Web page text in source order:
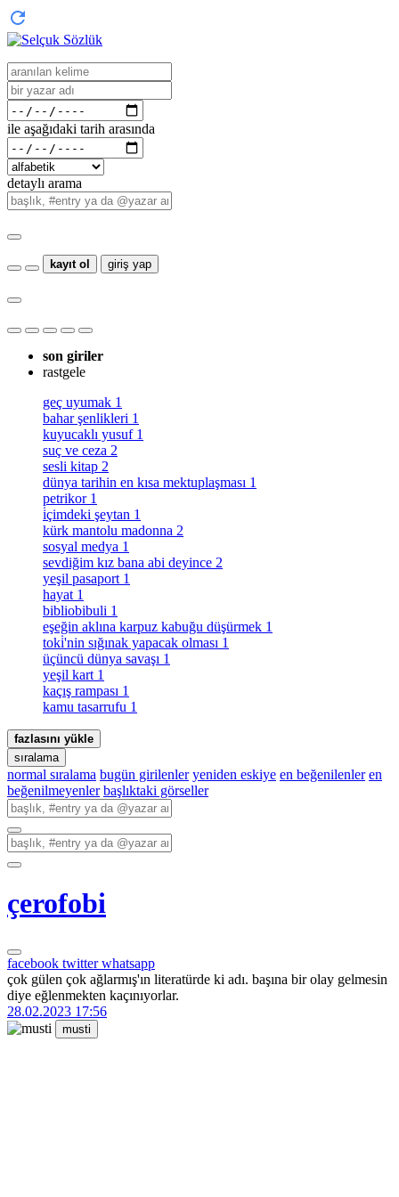
ile aşağıdaki tarih arasında
detaylı arama
kayıt ol giriş yap
son giriler
rastgele
geç uyumak 1
bahar şenlikleri 1
kuyucaklı yusuf 1
suç ve ceza 2
sesli kitap 2
dünya tarihin en kısa mektuplaşması 1
petrikor 1
i̇çimdeki şeytan 1
kürk mantolu madonna 2
sosyal medya 1
sevdiğim kız bana abi deyince 2
yeşil pasaport 1
hayat 1
bibliobibuli 1
eşeğin aklına karpuz kabuğu düşürmek 1
toki̇'nin sığınak yapacak olması 1
üçüncü dünya savaşı 1
yeşil kart 1
kaçış rampası 1
kamu tasarrufu 1
fazlasını yükle
sıralama
normal sıralama bugün girilenler yeniden eskiye en beğenilenler en
beğenilmeyenler başlıktaki görseller
çerofobi
facebook twitterwhatsapp
çok gülen çok ağlarmış'ın literatürde ki adı. başına bir olay gelmesin
diye eğlenmekten kaçınıyorlar.
28.02.2023 17:56
musti